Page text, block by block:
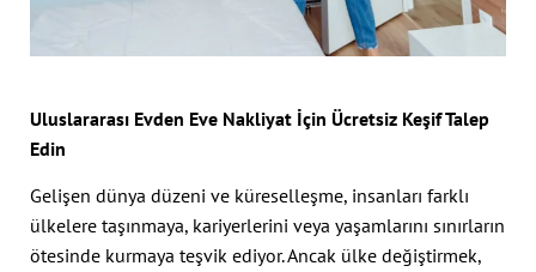
Uluslararası Evden Eve Nakliyat İçin Ücretsiz Keşif Talep
Edin
Gelişen dünya düzeni ve küreselleşme, insanları farklı
ülkelere taşınmaya, kariyerlerini veya yaşamlarını sınırların
ötesinde kurmaya teşvik ediyor. Ancak ülke değiştirmek,